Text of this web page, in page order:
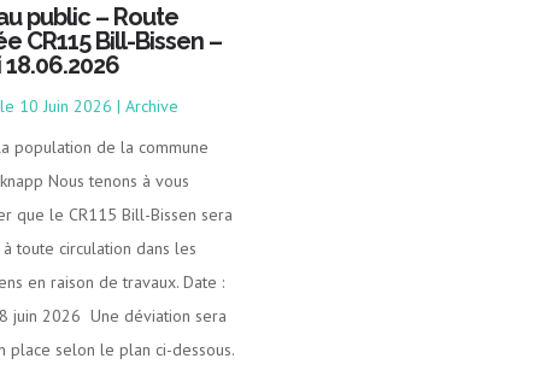
public – Route
CR115 Bill-Bissen –
10 Juin 2026 |Archive
population de la commune
Nous tenons à vous
que le CR115 Bill-Bissen sera
toute circulation dans les
en raison de travaux. Date :
juin 2026 Une déviation sera
place selon le plan ci-dessous.